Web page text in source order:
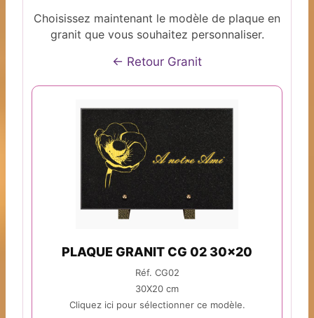
Choisissez maintenant le modèle de plaque en
granit que vous souhaitez personnaliser.
← Retour Granit
PLAQUE GRANIT CG 02 30x20
Réf. CG02
30X20 cm
Cliquez ici pour sélectionner ce modèle.